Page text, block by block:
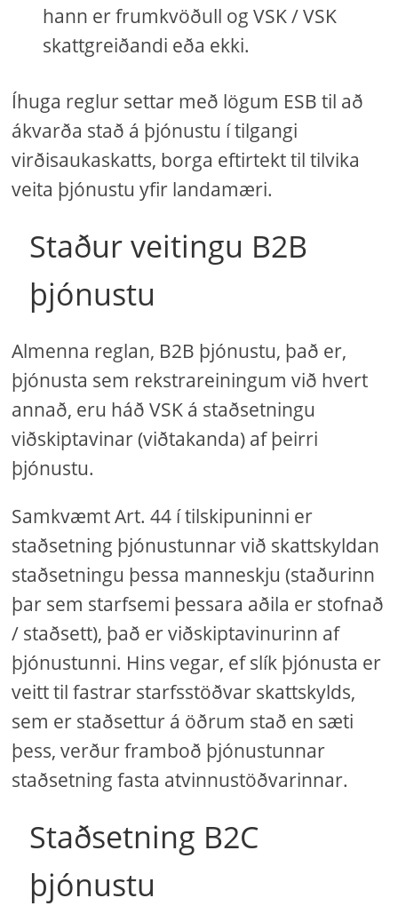
hann er frumkvöðull og VSK / VSK
skattgreiðandi eða ekki.
Íhuga reglur settar með lögum ESB til að
ákvarða stað á þjónustu í tilgangi
virðisaukaskatts, borga eftirtekt til tilvika
veita þjónustu yfir landamæri.
Staður veitingu B2B
þjónustu
Almenna reglan, B2B þjónustu, það er,
þjónusta sem rekstrareiningum við hvert
annað, eru háð VSK á staðsetningu
viðskiptavinar (viðtakanda) af þeirri
þjónustu.
Samkvæmt Art. 44 í tilskipuninni er
staðsetning þjónustunnar við skattskyldan
staðsetningu þessa manneskju (staðurinn
þar sem starfsemi þessara aðila er stofnað
/ staðsett), það er viðskiptavinurinn af
þjónustunni. Hins vegar, ef slík þjónusta er
veitt til fastrar starfsstöðvar skattskylds,
sem er staðsettur á öðrum stað en sæti
þess, verður framboð þjónustunnar
staðsetning fasta atvinnustöðvarinnar.
Staðsetning B2C
þjónustu